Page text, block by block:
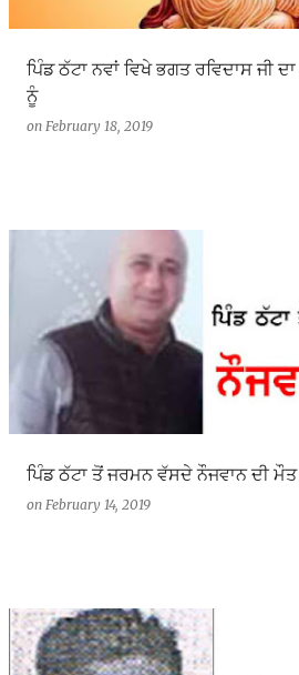
ਪਿੰਡ ਠੱਟਾ ਨਵਾਂ ਵਿਖੇ ਭਗਤ ਰਵਿਦਾਸ ਜੀ
ਨੂੰ
on February 18, 2019
ਪਿੰਡ ਠੱਟਾ ਤੋਂ ਜਰਮਨ ਵੱਸਦੇ ਨੌਜਵਾਨ ਦੀ ਮੌਤ
on February 14, 2019